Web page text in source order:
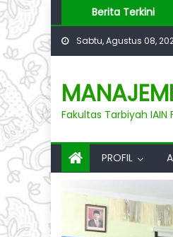
to
content
Berita Terkini
Sabtu, Agustus 08,
Fakultas Tarbiyah
PROFIL